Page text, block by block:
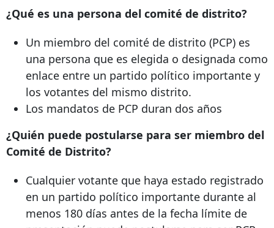
¿Qué es una persona del comité de distrito?
Un miembro del comité de distrito (PCP) es
una persona que es elegida o designada como
enlace entre un partido político importante y
los votantes del mismo distrito.
Los mandatos de PCP duran dos años
¿Quién puede postularse para ser miembro del
Comité de Distrito?
Cualquier votante que haya estado registrado
en un partido político importante durante al
menos 180 días antes de la fecha límite de